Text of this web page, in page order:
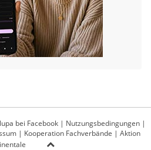
bei Facebook | Nutzungsbedingungen |
| Kooperation Fachverbände | Aktion